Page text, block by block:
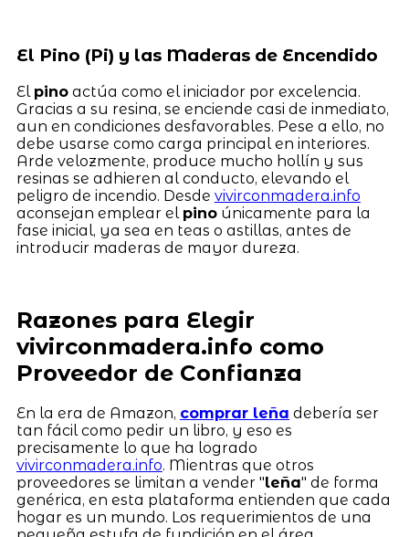
El Pino (Pi) y las Maderas de Encendido
El pinoactúa como el iniciador por excelencia.
Gracias a su resina, se enciende casi de inmediato,
aun en condiciones desfavorables. Pese a ello, no
debe usarse como carga principal en interiores.
Arde velozmente, produce mucho hollín y sus
resinas se adhieren al conducto, elevando el
peligro de incendio. Desde vivirconmadera.info
aconsejan emplear el pinoúnicamente para la
fase inicial, ya sea en teas o astillas, antes de
introducir maderas de mayor dureza.
Razones para Elegir
vivirconmadera.info como
Proveedor de Confianza
En la era de Amazon, comprar leña debería ser
tan fácil como pedir un libro, y eso es
precisamente lo que ha logrado
vivirconmadera.info. Mientras que otros
proveedores se limitan a vender "leña" de forma
genérica, en esta plataforma entienden que cada
hogar es un mundo. Los requerimientos de una